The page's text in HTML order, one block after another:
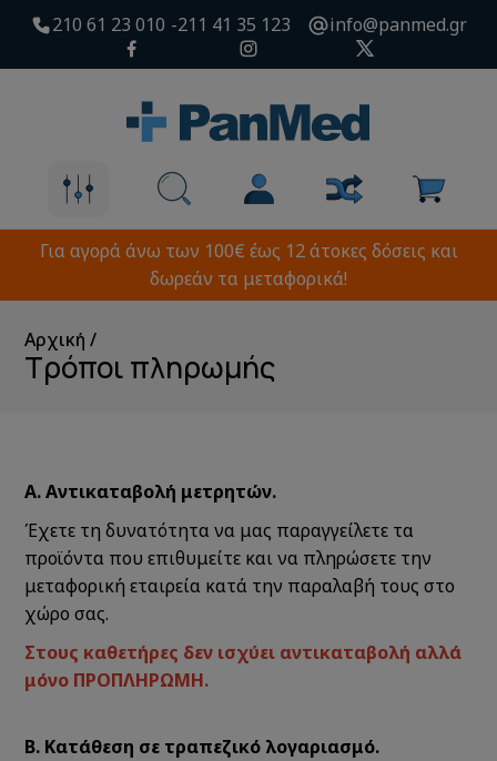
210 61 23 010 211 41 35 123 info@panmed.gr
Για αγορά άνω των 100€ έως 12 άτοκες δόσεις και
δωρεάν τα μεταφορικά!
Αρχική
Τρόποι πληρωμής
Α. Αντικαταβολή μετρητών.
Έχετε τη δυνατότητα να μας παραγγείλετε τα
προϊόντα που επιθυμείτε και να πληρώσετε την
μεταφορική εταιρεία κατά την παραλαβή τους στο
χώρο σας.
Στους καθετήρες δεν ισχύει αντικαταβολή αλλά
μόνο ΠΡΟΠΛΗΡΩΜΗ.
Β. Κατάθεση σε τραπεζικό λογαριασμό.